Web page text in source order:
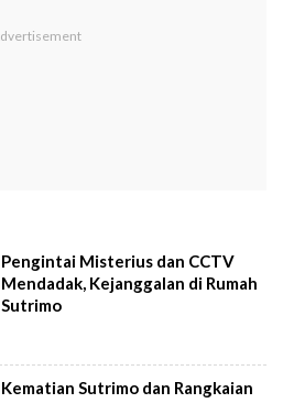
Pengintai Misterius dan CCTV
Mendadak, Kejanggalan di Rumah
Sutrimo
Kematian Sutrimo dan Rangkaian